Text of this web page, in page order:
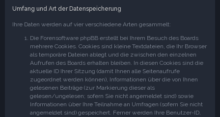
Umfang und Art der Datenspeicherung
Ihre Daten werden auf vier verschiedene Arten gesammelt:
Die Forensoftware phpBB erstellt bei Ihrem Besuch des Boards
mehrere Cookies. Cookies sind kleine Textdateien, die Ihr Browser
als temporäre Dateien ablegt und die zwischen den einzelnen
Aufrufen des Boards erhalten bleiben. In diesen Cookies sind die
aktuelle ID Ihrer Sitzung (damit Ihnen alle Seitenaufrufe
zugeordnet werden können), Informationen über die von Ihnen
gelesenen Beiträge (zur Markierung dieser als
gelesen/ungelesen; sofern Sie nicht angemeldet sind) sowie
Informationen über Ihre Teilnahme an Umfragen (sofern Sie nicht
angemeldet sind) gespeichert. Ferner werden Ihre Benutzer-ID,